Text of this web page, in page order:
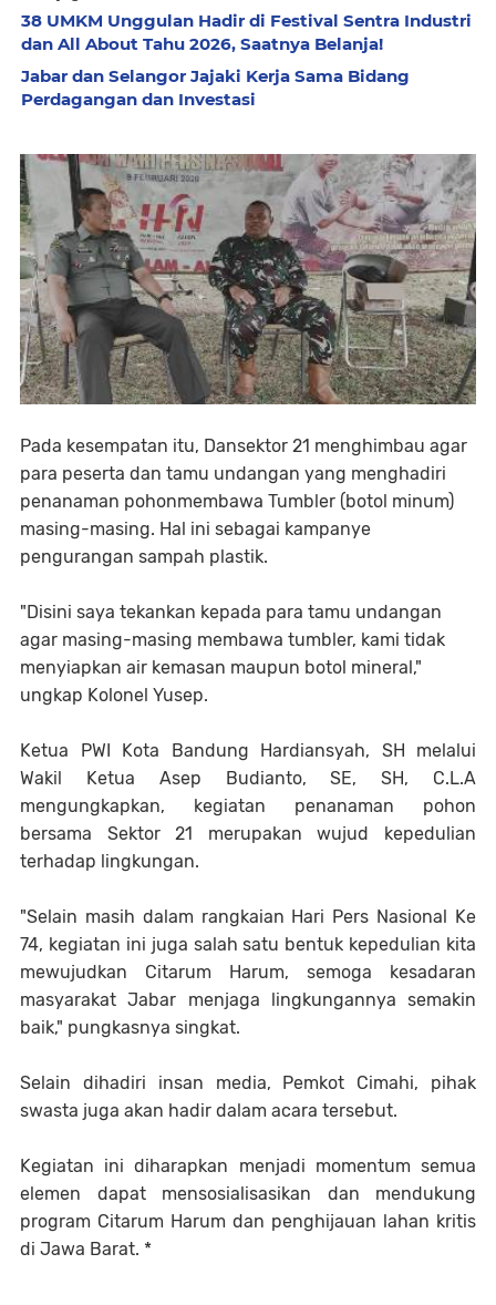
38 UMKM Unggulan Hadir di Festival Sentra Industri
dan All About Tahu 2026, Saatnya Belanja!
Jabar dan Selangor Jajaki Kerja Sama Bidang
Perdagangan dan Investasi
Pada kesempatan itu, Dansektor 21 menghimbau agar
para peserta dan tamu undangan yang menghadiri
penanaman pohonmembawa Tumbler (botol minum)
masing-masing. Hal ini sebagai kampanye
pengurangan sampah plastik.
"Disini saya tekankan kepada para tamu undangan
agar masing-masing membawa tumbler, kami tidak
menyiapkan air kemasan maupun botol mineral,"
ungkap Kolonel Yusep.
Ketua PWI Kota Bandung Hardiansyah, SH melalui
Wakil Ketua Asep Budianto, SE, SH, C.L.A
mengungkapkan, kegiatan penanaman pohon
bersama Sektor 21 merupakan wujud kepedulian
terhadap lingkungan.
"Selain masih dalam rangkaian Hari Pers Nasional Ke
74, kegiatan ini juga salah satu bentuk kepedulian kita
mewujudkan Citarum Harum, semoga kesadaran
masyarakat Jabar menjaga lingkungannya semakin
baik," pungkasnya singkat.
Selain dihadiri insan media, Pemkot Cimahi, pihak
swasta juga akan hadir dalam acara tersebut.
Kegiatan ini diharapkan menjadi momentum semua
elemen dapat mensosialisasikan dan mendukung
program Citarum Harum dan penghijauan lahan kritis
di Jawa Barat. *